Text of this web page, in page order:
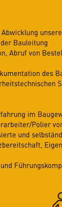
Bauleitung
Abruf von
des
im
Polier
und